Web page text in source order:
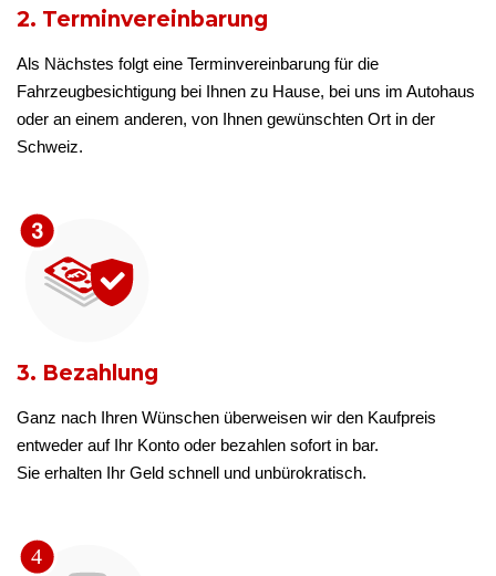
2. Terminvereinbarung
Als Nächstes folgt eine Terminvereinbarung für die
Fahrzeugbesichtigung bei Ihnen zu Hause, bei uns im Autohaus
oder an einem anderen, von Ihnen gewünschten Ort in der
Schweiz.
3. Bezahlung
Ganz nach Ihren Wünschen überweisen wir den Kaufpreis
entweder auf Ihr Konto oder bezahlen sofort in bar.
Sie erhalten Ihr Geld schnell und unbürokratisch.